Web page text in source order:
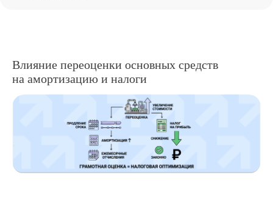
Влияние переоценки основных средств
на амортизацию и налоги